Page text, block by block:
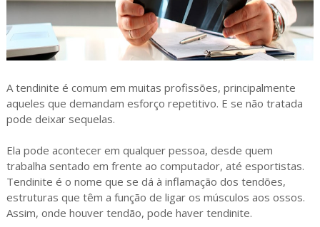
A tendinite é comum em muitas profissões, principalmente
aqueles que demandam esforço repetitivo. E se não tratada
pode deixar sequelas.
Ela pode acontecer em qualquer pessoa, desde quem
trabalha sentado em frente ao computador, até esportistas.
Tendinite é o nome que se dá à inflamação dos tendões,
estruturas que têm a função de ligar os músculos aos ossos.
Assim, onde houver tendão, pode haver tendinite.